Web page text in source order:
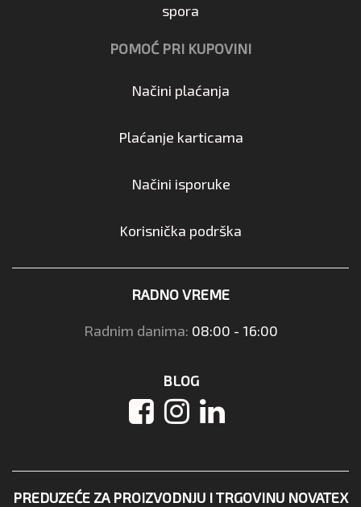
spora
POMOĆ PRI KUPOVINI
Načini plaćanja
Plaćanje karticama
Načini isporuke
Korisnička podrška
RADNO VREME
Radnim danima: 08:00 - 16:00
BLOG
PREDUZEĆE ZA PROIZVODNJU I TRGOVINU NOVATEX